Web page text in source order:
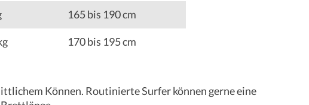
165 bis 190 cm
170 bis 195 cm
Können. Routinierte Surfer können gerne eine